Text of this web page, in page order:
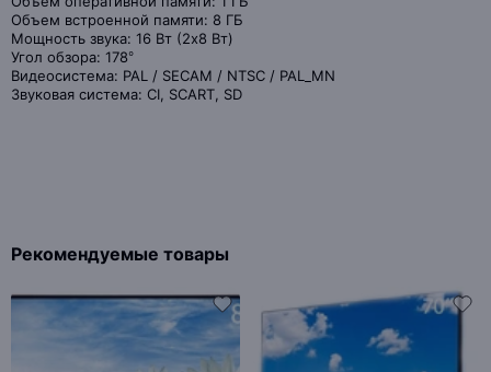
Объем встроенной памяти: 8 ГБ
Мощность звука: 16 Вт (2х8 Вт)
Угол обзора: 178°
Видеосистема: PAL / SECAM / NTSC / PAL_MN
Звуковая система: CI, SCART, SD
Рекомендуемые товары